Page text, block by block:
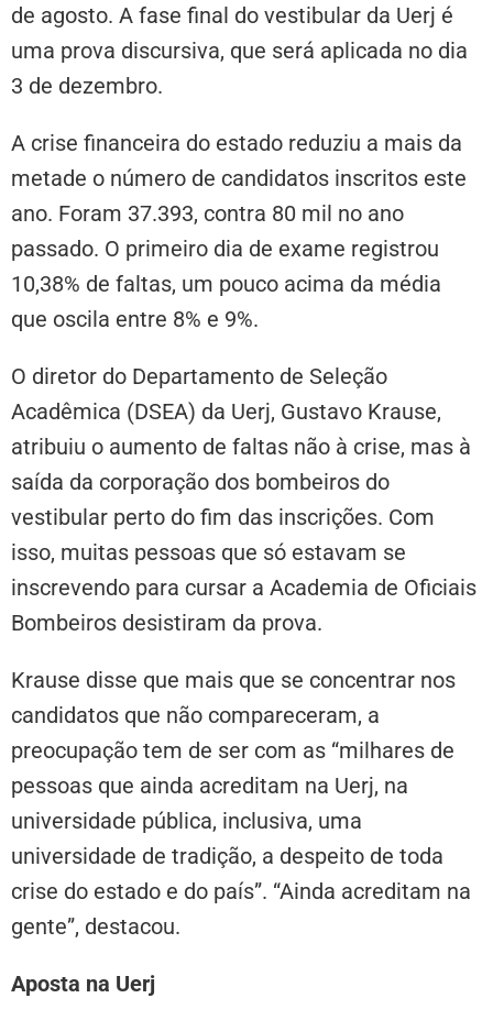
de agosto. A fase final do vestibular da Uerj é
uma prova discursiva, que será aplicada no dia
3 de dezembro.
A crise financeira do estado reduziu a mais da
metade o número de candidatos inscritos este
ano. Foram 37.393, contra 80 mil no ano
passado. O primeiro dia de exame registrou
10,38% de faltas, um pouco acima da média
que oscila entre 8% e 9%.
O diretor do Departamento de Seleção
Acadêmica (DSEA) da Uerj, Gustavo Krause,
atribuiu o aumento de faltas não à crise, mas à
saída da corporação dos bombeiros do
vestibular perto do fim das inscrições. Com
isso, muitas pessoas que só estavam se
inscrevendo para cursar a Academia de Oficiais
Bombeiros desistiram da prova.
Krause disse que mais que se concentrar nos
candidatos que não compareceram, a
preocupação tem de ser com as “milhares de
pessoas que ainda acreditam na Uerj, na
universidade pública, inclusiva, uma
universidade de tradição, a despeito de toda
crise do estado e do país”. “Ainda acreditam na
gente”, destacou.
Aposta na Uerj